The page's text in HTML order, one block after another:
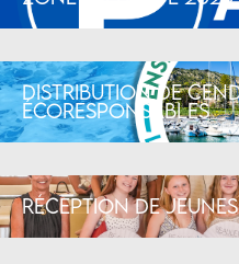
Distribution de
écoresponsables
Réception de